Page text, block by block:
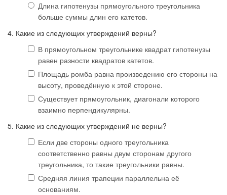
Длина гипотенузы прямоугольного треугольника
больше суммы длин его катетов.
4. Какие из следующих утверждений верны?
В прямоугольном треугольнике квадрат гипотенузы
равен разности квадратов катетов.
Площадь ромба равна произведению его стороны на
высоту, проведённую к этой стороне.
Существует прямоугольник, диагонали которого
взаимно перпендикулярны.
5. Какие из следующих утверждений не верны?
Если две стороны одного треугольника
соответственно равны двум сторонам другого
треугольника, то такие треугольники равны.
Средняя линия трапеции параллельна её
основаниям.